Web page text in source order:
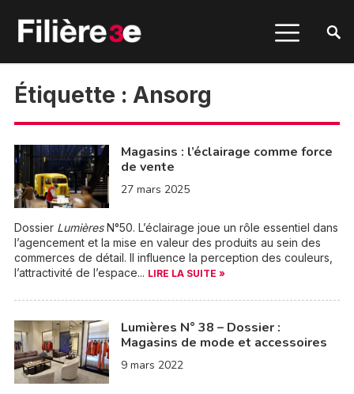
Étiquette : Ansorg
Magasins : l’éclairage comme force
de vente
27 mars 2025
Dossier LumièresN°50. L’éclairage joue un rôle essentiel dans
l’agencement et la mise en valeur des produits au sein des
commerces de détail. Il influence la perception des couleurs,
l’attractivité de l’espace... LIRE LA SUITE »
Lumières N° 38 – Dossier :
Magasins de mode et accessoires
9 mars 2022